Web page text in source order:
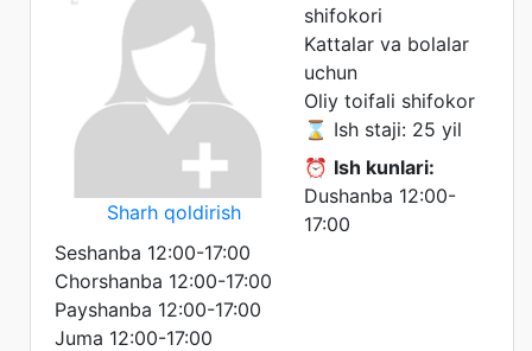
Sharh qoldirish
shifokori
Kattalar va bolalar
uchun
Oliy toifali shifokor
⌛ Ish staji: 25 yil
⏰ Ish kunlari:
Dushanba 12:00-
17:00
Seshanba 12:00-17:00
Chorshanba 12:00-17:00
Payshanba 12:00-17:00
Juma 12:00-17:00